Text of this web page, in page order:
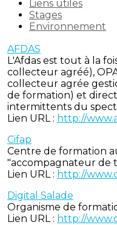
Liens utiles
Stages
Environnement
AFDAS
L'Afdas est tout à la
collecteur agréé),
collecteur agrée
de formation) et
intermittents du
Lien URL : http://
Cifap
Centre de formation
"accompagnateur de
Lien URL : http://
Digital Salade
Organisme de
Lien URL : http://